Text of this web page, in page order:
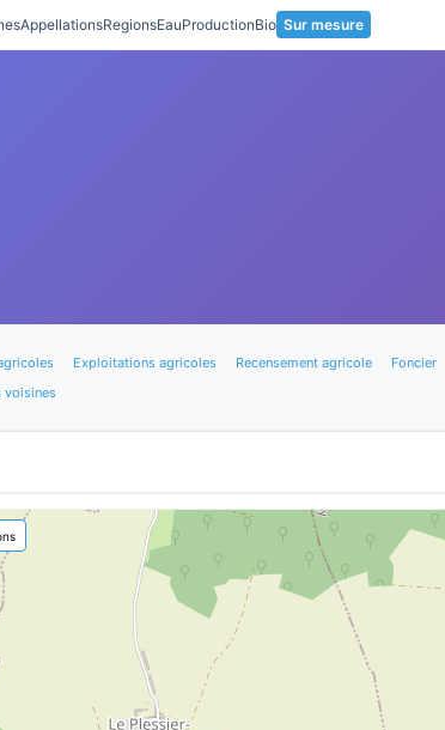
AppellationsRegionsEauProductionBio Sur mesure
Exploitations agricoles Recensement agricole Foncier
voisines